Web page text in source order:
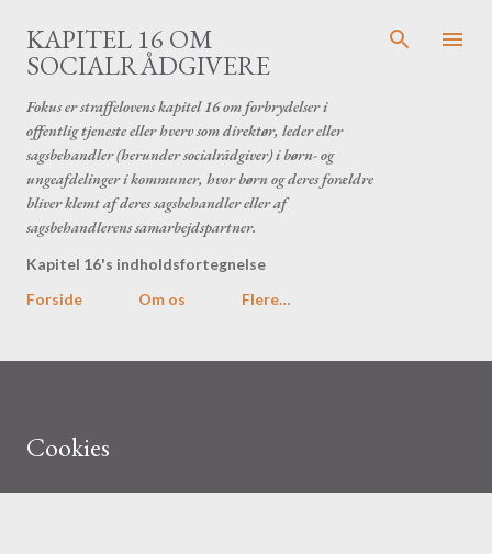
Gå videre til hovedindholdet
KAPITEL 16 OM
SOCIALRÅDGIVERE
Fokus er straffelovens kapitel 16 om forbrydelser i
offentlig tjeneste eller hverv som direktør, leder eller
sagsbehandler (herunder socialrådgiver) i børn- og
ungeafdelinger i kommuner, hvor børn og deres forældre
bliver klemt af deres sagsbehandler eller af
sagsbehandlerens samarbejdspartner.
Kapitel 16's indholdsfortegnelse
Forside
Om os Flere…
Cookies